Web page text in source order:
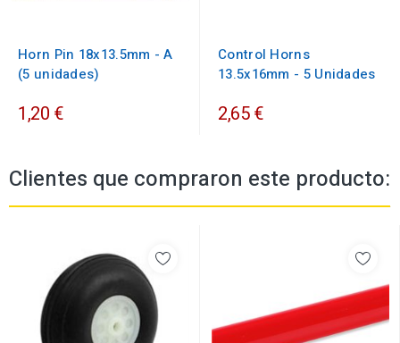
Horn Pin 18x13.5mm - A
(5 unidades)
1,20 €
Control Horns
13.5x16mm - 5 Unidades
2,65 €
Clientes que compraron este producto: